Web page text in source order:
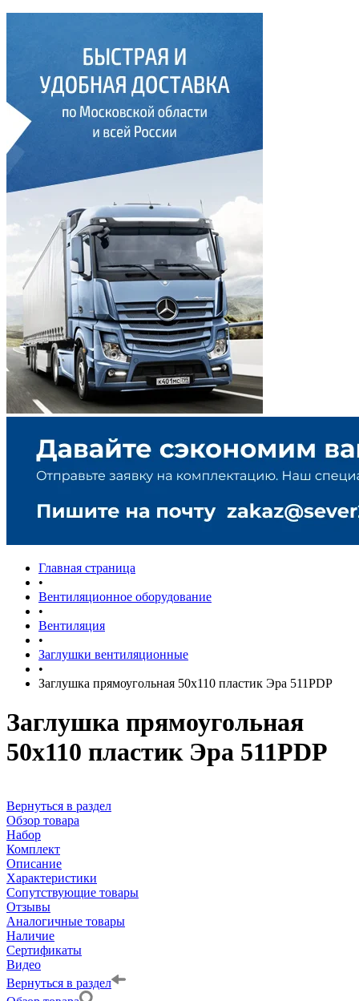
Главная страница
•
Вентиляционное оборудование
•
Вентиляция
•
Заглушки вентиляционные
•
Заглушка прямоугольная 50х110 пластик Эра 511PDP
Заглушка прямоугольная
50х110 пластик Эра 511PDP
Вернуться в раздел
Обзор товара
Набор
Комплект
Описание
Характеристики
Сопутствующие товары
Отзывы
Аналогичные товары
Наличие
Сертификаты
Видео
Вернуться в раздел